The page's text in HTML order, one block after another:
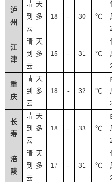
泸
州
晴天
到多
云
18 - 30 ℃
江
津
晴天
到多
云
15 - 31 ℃
重
庆
晴天
到多
云
18 - 32 ℃
长
寿
晴天
到多
云
18 - 33 ℃
涪
陵
晴天
到多
云
17 - 31 ℃